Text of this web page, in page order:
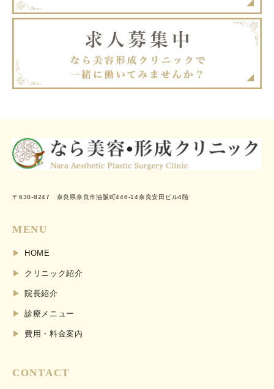
〒630-8247 奈良県奈良市油阪町446-14奈良安田ビル4階
MENU
HOME
クリニック紹介
院長紹介
診療メニュー
費用・料金案内
CONTACT